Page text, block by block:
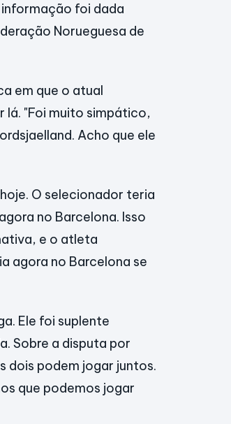
informação foi dada
Norueguesa de
em que o atual
lá. "Foi muito simpático,
Acho que ele
O selecionador teria
no Barcelona. Isso
e o atleta
agora no Barcelona se
Ele foi suplente
Sobre a disputa por
dois podem jogar juntos.
que podemos jogar